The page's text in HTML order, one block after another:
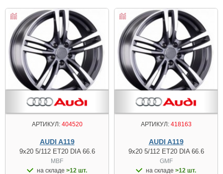
АРТИКУЛ:404520
AUDI A119
9x20 5/112 ET20 DIA 66.6
MBF
на складе >12 шт.
АРТИКУЛ:418163
AUDI A119
9x20 5/112 ET20 DIA 66.6
GMF
на складе >12 шт.